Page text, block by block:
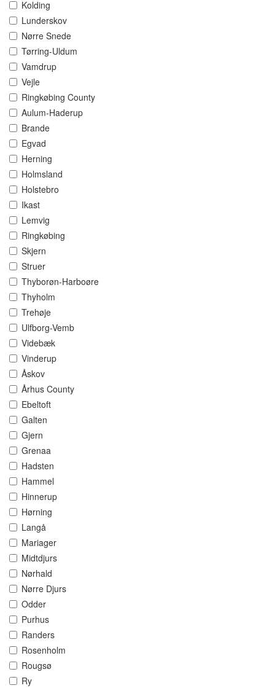
Kolding
Lunderskov
Nørre Snede
Tørring-Uldum
Vamdrup
Vejle
Ringkøbing County
Aulum-Haderup
Brande
Egvad
Herning
Holmsland
Holstebro
Ikast
Lemvig
Ringkøbing
Skjern
Struer
Thyborøn-Harboøre
Thyholm
Trehøje
Ulfborg-Vemb
Videbæk
Vinderup
Åskov
Århus County
Ebeltoft
Galten
Gjern
Grenaa
Hadsten
Hammel
Hinnerup
Hørning
Langå
Mariager
Midtdjurs
Nørhald
Nørre Djurs
Odder
Purhus
Randers
Rosenholm
Rougsø
Ry